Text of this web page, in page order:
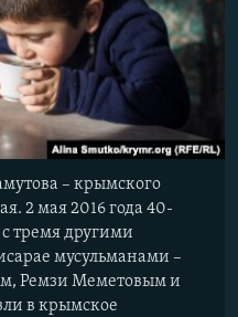
– крымского
2 мая 2016 года 40-
тремя другими
мусульманами –
Ремзи Меметовым и
в крымское